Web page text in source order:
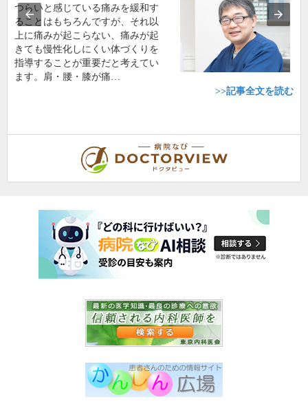
つらいと感じている痛みを緩和す
ることはもちろんですが、それ以
上に痛みが起こらない、痛みが起
きても慢性化しにくい体づくりを
指導することが重要だと考えてい
ます。肩・腰・膝が痛…
>>記事全文を読む